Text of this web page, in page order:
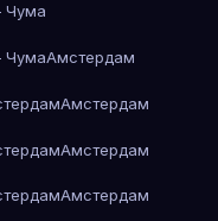
Чума
ЧумаАмстердам
Амстердам
Амстердам
Амстердам